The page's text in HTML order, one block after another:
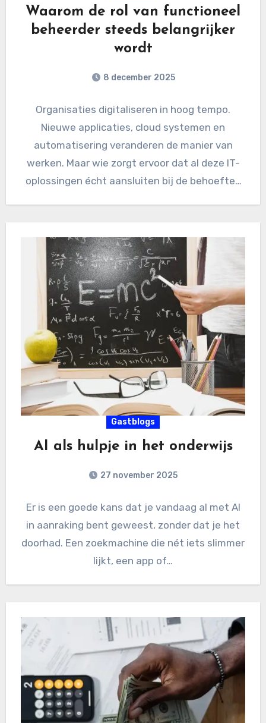
Waarom de rol van functioneel
beheerder steeds belangrijker
wordt
8 december 2025
Organisaties digitaliseren in hoog tempo.
Nieuwe applicaties, cloud systemen en
automatisering veranderen de manier van
werken. Maar wie zorgt ervoor dat al deze IT-
oplossingen écht aansluiten bij de behoeften
Gastblogs
AI als hulpje in het onderwijs
27 november 2025
Er is een goede kans dat je vandaag al met AI
in aanraking bent geweest, zonder dat je het
doorhad. Een zoekmachine die nét iets slimmer
lijkt, een app of…